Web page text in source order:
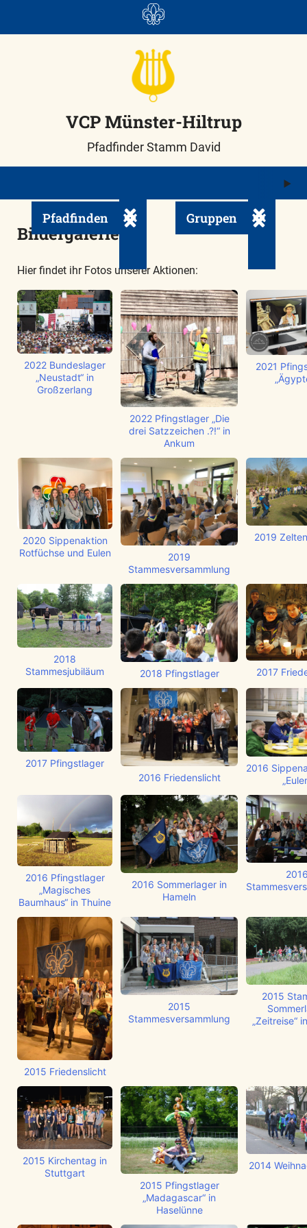
VCP Münster-Hiltrup
Pfadfinder Stamm David
Pfadfinden Untermenü ein-/ausklappen
Gruppen
Bildergalerie
Hier findet ihr Fotos unserer Aktionen:
2022 Bundeslager
„Neustadt“ in
Großzerlang
2022 Pfingstlager „Die
drei Satzzeichen .?!“ in
Ankum
2021
2020 Sippenaktion
Rotfüchse und Eulen
2019
Stammesversammlung
2019
2018
Stammesjubiläum
2018 Pfingstlager 2017
2017 Pfingstlager
2016 Friedenslicht
2016
2016 Pfingstlager
„Magisches
Baumhaus“ in Thuine
2016 Sommerlager in
Hameln
2015 Friedenslicht
2015
Stammesversammlung
2015
„Zeitreise“
2015 Kirchentag in
Stuttgart
2015 Pfingstlager
„Madagascar“ in
Haselünne
2014